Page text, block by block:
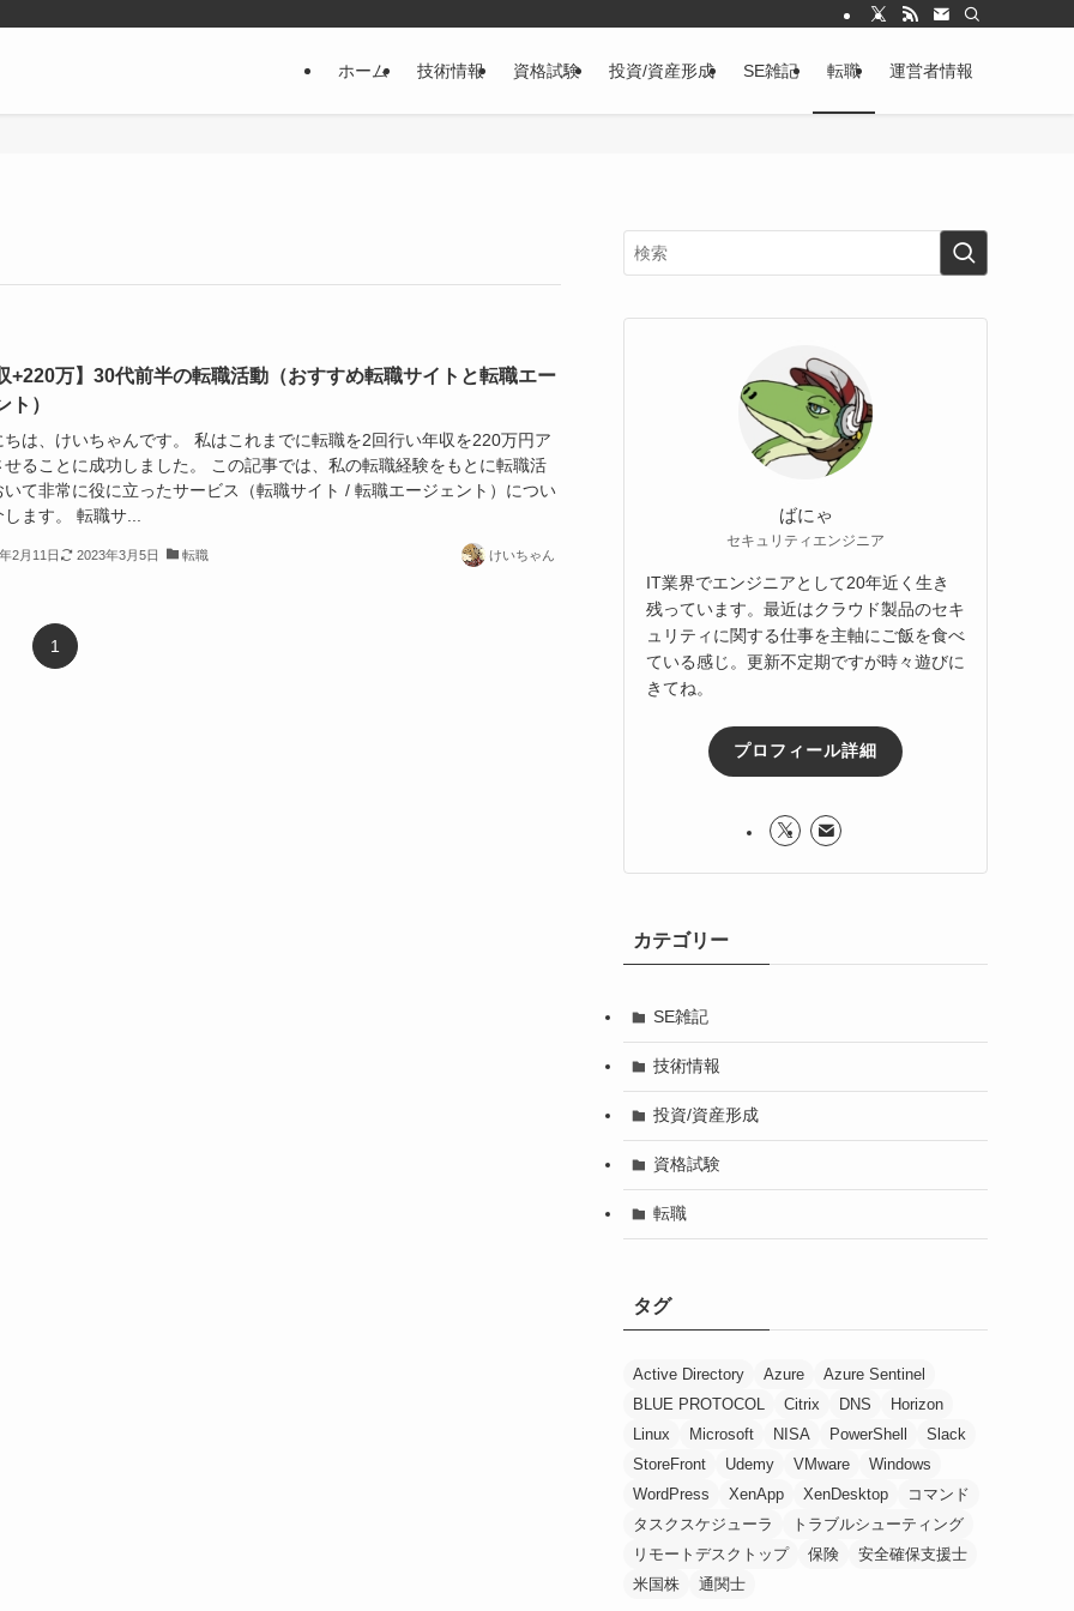
ホーム 技術情報 資格試験 投資/資産形成 SE雑記 転職 運営者情報
+220万】30代前半の転職活動（おすすめ転職サイトと転職エー
ト）
ちは、けいちゃんです。 私はこれまでに転職を2回行い年収を220万円ア
せることに成功しました。 この記事では、私の転職経験をもとに転職活
いて非常に役に立ったサービス（転職サイト / 転職エージェント）につい
ます。 転職サ...
2月11日 2023年3月5日 転職 けいちゃん
1
ばにゃ
セキュリティエンジニア
IT業界でエンジニアとして20年近く生き
残っています。最近はクラウド製品のセキ
ュリティに関する仕事を主軸にご飯を食べ
ている感じ。更新不定期ですが時々遊びに
きてね。
プロフィール詳細
カテゴリー
SE雑記
技術情報
投資/資産形成
資格試験
転職
タグ
Active Directory Azure
Azure Sentinel
BLUE PROTOCOL
Citrix DNS
Horizon
Linux
Microsoft NISA PowerShell
Slack
StoreFront
Udemy VMware
Windows
WordPress
XenApp XenDesktop
コマンド
タスクスケジューラ
トラブルシューティング
リモートデスクトップ
保険
安全確保支援士
米国株
通関士